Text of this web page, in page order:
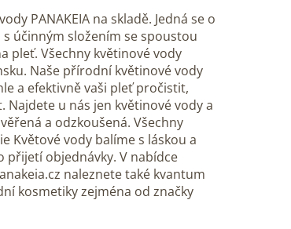
PANAKEIA na skladě. Jedná se o
účinným složením se spoustou
pleť. Všechny květinové vody
Naše přírodní květinové vody
a efektivně vaši pleť pročistit,
Najdete u nás jen květinové vody a
a odzkoušená. Všechny
Květové vody balíme s láskou a
přijetí objednávky. V nabídce
naleznete také kvantum
kosmetiky zejména od značky